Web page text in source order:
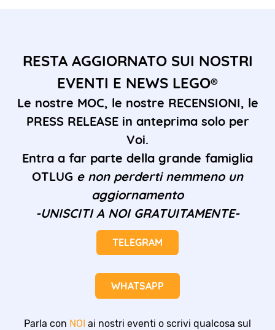
RESTA AGGIORNATO SUI NOSTRI
EVENTI E NEWS LEGO®
Le nostre MOC, le nostre RECENSIONI, le
PRESS RELEASE in anteprima solo per
Voi.
Entra a far parte della grande famiglia
OTLUG e non perderti nemmeno un
aggiornamento
-UNISCITI A NOI GRATUITAMENTE-
TELEGRAM
WHATSAPP
Parla con NOI ai nostri eventi o scrivi qualcosa sul